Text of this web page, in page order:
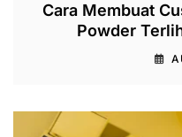
Cara Membuat
Powder